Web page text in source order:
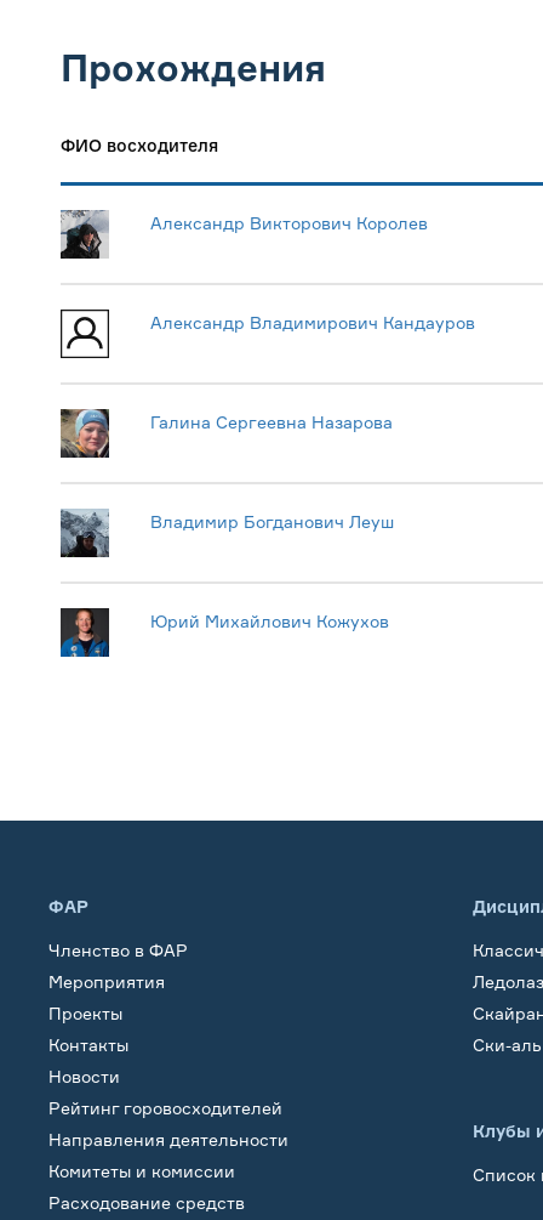
Прохождения
ФИО восходителя
Александр Викторович Королев
Александр Владимирович Кандауров
Галина Сергеевна Назарова
Владимир Богданович Леуш
Юрий Михайлович Кожухов
ФАР
Членство в ФАР
Мероприятия
Проекты
Контакты
Новости
Рейтинг горовосходителей
Направления деятельности
Комитеты и комиссии
Расходование средств
Ски-
Клубы
Список